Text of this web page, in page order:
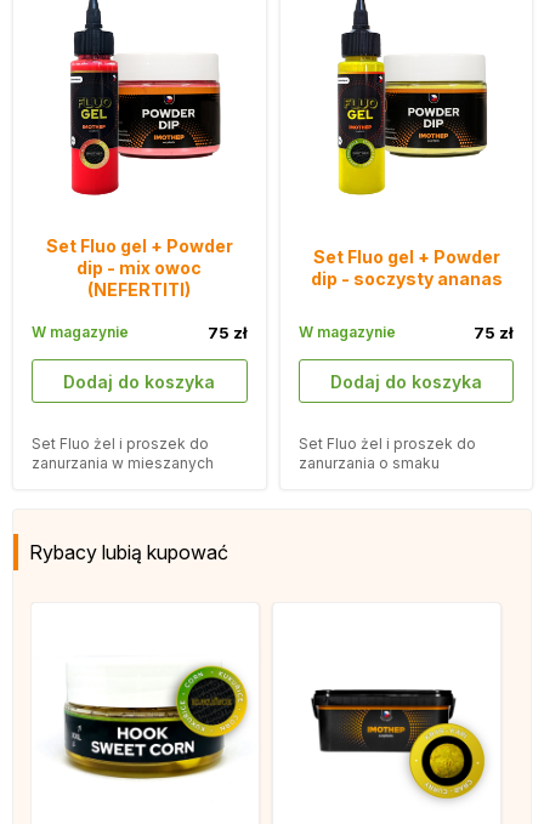
atrakcyjnymi.
Set Fluo gel + Powder
dip - mix owoc
(NEFERTITI)
Dodaj do koszyka
75 zł
W magazynie
Set Fluo żel i proszek do
zanurzania w mieszanych
Set Fluo gel + Powder
dip - soczysty ananas
Dodaj do koszyka
75 zł
W magazynie
Set Fluo żel i proszek do
zanurzania o smaku
Rybacy lubią kupować